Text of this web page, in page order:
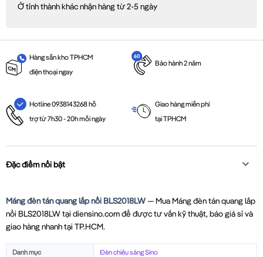
Ở tỉnh thành khác nhận hàng từ 2-5 ngày
Hàng sẵn kho TPHCM
điện thoại ngay
Bảo hành 2 năm
Hotline 0938143268 hỗ
trợ từ 7h30 - 20h mỗi ngày
Giao hàng miễn phí
tại TPHCM
Đặc điểm nổi bật
Máng đèn tán quang lắp nổi BLS2018LW— Mua Máng đèn tán quang lắp
nổi BLS2018LW tại diensino.com để được tư vấn kỹ thuật, báo giá sỉ và
giao hàng nhanh tại TP.HCM.
Danh mục
Đèn chiếu sáng Sino